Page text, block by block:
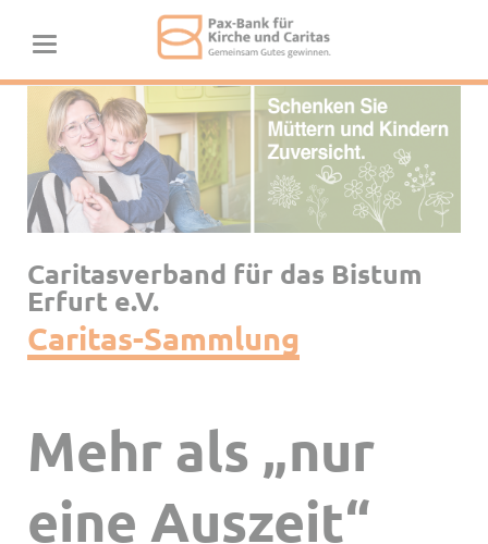
Caritasverband für das Bistum
Erfurt e.V.
Caritas-Sammlung
Mehr als „nur
eine Auszeit“